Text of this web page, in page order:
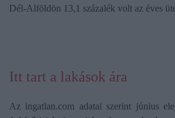
Dél-Alföldön 13,1 százalék volt az éves
Itt tart a lakások ára
Az ingatlan.com adatai szerint június